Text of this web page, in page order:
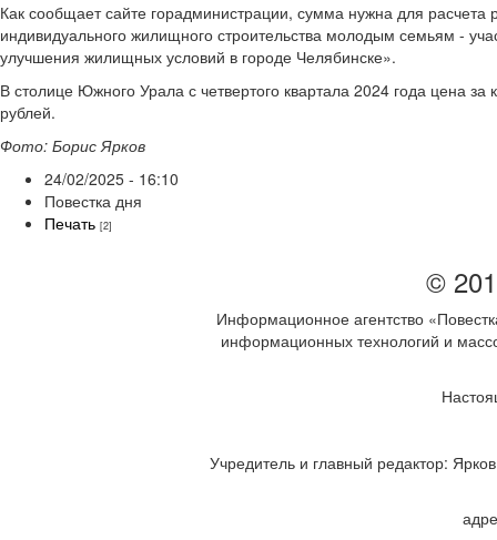
Как сообщает сайте горадминистрации, сумма нужна для
индивидуального жилищного строительства молодым семьям -
улучшения жилищных условий в городе Челябинске».
В столице Южного Урала с четвертого квартала 2024 года цена
рублей.
Фото: Борис Ярков
24/02/2025 - 16:10
Повестка дня
Печать [2]
©
Информационное агентство
информационных технологий и
Учредитель и главный редактор: